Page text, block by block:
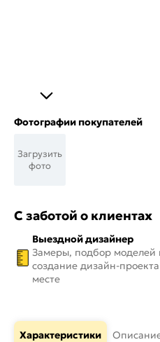
Фотографии покупателей
Загрузить
фото
С заботой о клиентах
Выездной дизайнер
Замеры, подбор моделей
создание дизайн-
месте
Характеристики